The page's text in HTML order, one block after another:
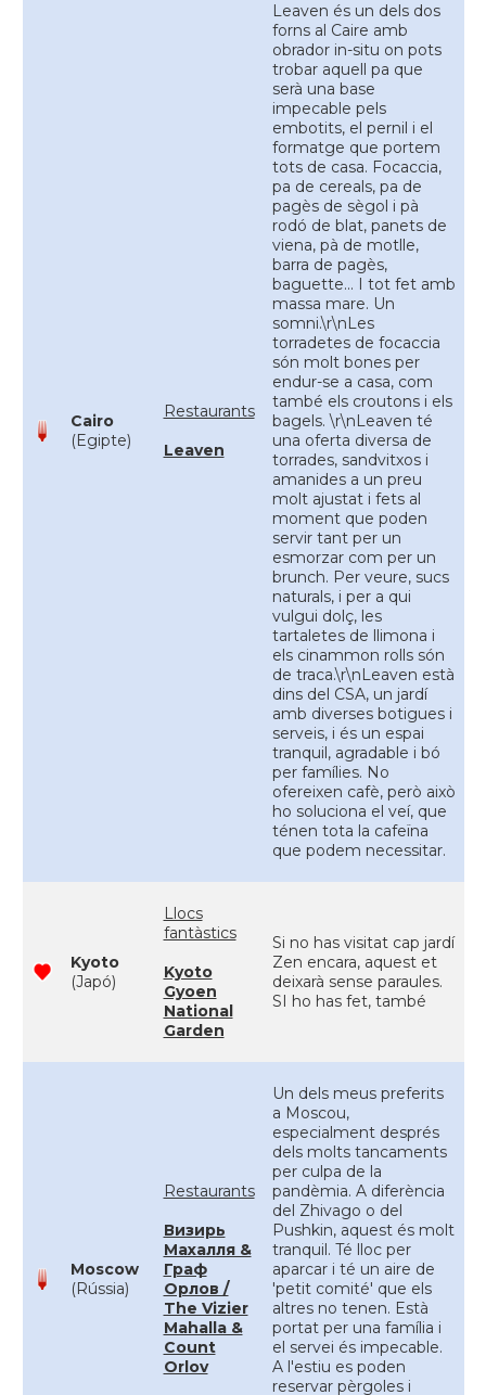
Cairo
(Egipte)
Restaurants
Leaven
Leaven és un dels dos
forns al Caire amb
obrador in-situ on pots
trobar aquell pa que
serà una base
impecable pels
embotits, el pernil i el
formatge que portem
tots de casa. Focaccia,
pa de cereals, pa de
pagès de sègol i pà
rodó de blat, panets de
viena, pà de motlle,
barra de pagès,
baguette... I tot fet amb
massa mare. Un
somni.\r\nLes
torradetes de focaccia
són molt bones per
endur-se a casa, com
també els croutons i els
bagels. \r\nLeaven té
una oferta diversa de
torrades, sandvitxos i
amanides a un preu
molt ajustat i fets al
moment que poden
servir tant per un
esmorzar com per un
brunch. Per veure, sucs
naturals, i per a qui
vulgui dolç, les
tartaletes de llimona i
els cinammon rolls són
de traca.\r\nLeaven està
dins del CSA, un jardí
amb diverses botigues i
serveis, i és un espai
tranquil, agradable i bó
per famílies. No
ofereixen cafè, però això
ho soluciona el veí, que
ténen tota la cafeïna
que podem necessitar.
Kyoto
(Japó)
Llocs
fantàstics
Kyoto
Gyoen
National
Garden
Si no has visitat cap jardí
Zen encara, aquest et
deixarà sense paraules.
SI ho has fet, també
Moscow
(Rússia)
Restaurants
Визирь
Махалля &
Граф
Орлов /
The Vizier
Mahalla &
Count
Orlov
Un dels meus preferits
a Moscou,
especialment després
dels molts tancaments
per culpa de la
pandèmia. A diferència
del Zhivago o del
Pushkin, aquest és molt
tranquil. Té lloc per
aparcar i té un aire de
'petit comité' que els
altres no tenen. Està
portat per una família i
el servei és impecable.
A l'estiu es poden
reservar pèrgoles i